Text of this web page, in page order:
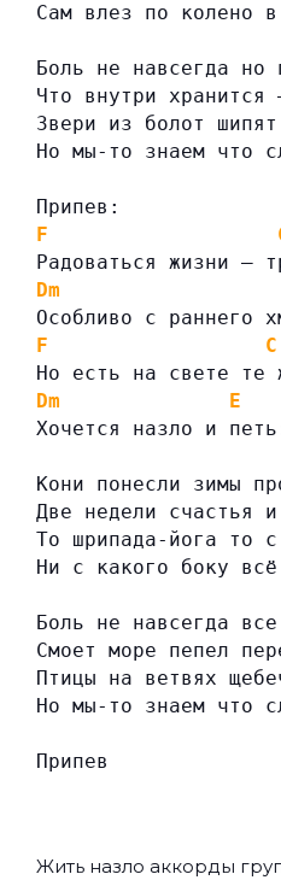
Сам влез по колено
Боль не навсегда но
Что внутри хранится
Звери из болот
Но мы-то знаем что
Припев:
F
Радоваться жизни –
Dm
Особливо с раннего
F
C
Но есть на свете те
Dm
E
Хочется назло и
Кони понесли зимы
Две недели счастья
То шрипада-йога то
Ни с какого боку
Боль не навсегда
Смоет море пепел
Птицы на ветвях
Но мы-то знаем что
Припев
Жить назло аккорды